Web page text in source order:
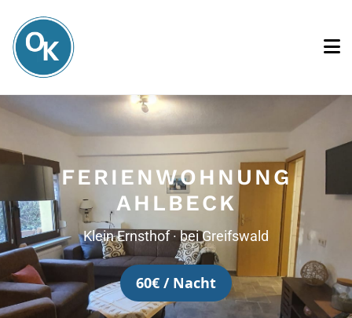
FERIENWOHNUNG
AHLBECK
Klein Ernsthof · bei Greifswald
60€ / Nacht